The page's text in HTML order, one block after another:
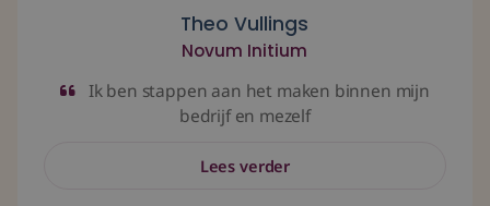
Even kennismaken?
Theo Vullings
Novum Initium
Ik ben stappen aan het maken binnen mijn
bedrijf en mezelf
Lees verder